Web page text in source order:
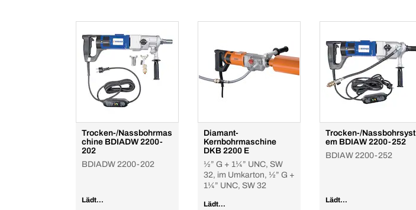
Trocken-/Nassbohrmas
chine BDIADW 2200-
202
BDIADW 2200-202
Lädt...
Diamant-
Kernbohrmaschine
DKB 2200 E
½” G + 1¼” UNC, SW
32, im Umkarton, ½” G +
1¼” UNC, SW 32
Lädt...
Trocken-/Nassbohrsyst
em BDIAW 2200-252
BDIAW 2200-252
Lädt...